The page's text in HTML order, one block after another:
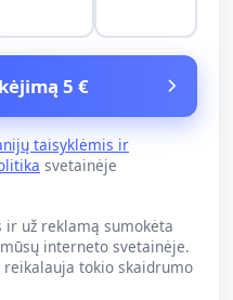
5 €
taisyklėmis ir
svetainėje
ir už reklamą sumokėta
interneto svetainėje.
reikalauja tokio skaidrumo